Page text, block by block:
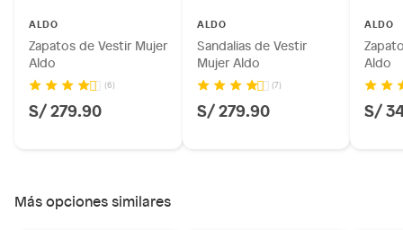
ALDO
Zapatos de Vestir Mujer
Aldo
(6)
S/ 279.90
ALDO
Sandalias de Vestir
Mujer Aldo
(7)
S/ 279.90
ALDO
Aldo
S/
Más opciones similares